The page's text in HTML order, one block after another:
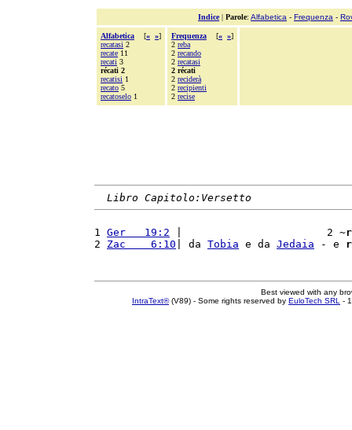
Indice| Parole: Alfabetica - Frequenza -
Alfabetica [« »]
recatasi 2
recate 11
recati 3
récati 2
recatisi 1
recato 5
recatoselo 1
Frequenza [« »]
2 reba
2 recando
2 recatasi
2 récati
2 reciderà
2 recipienti
2 recise
Libro Capitolo:Versetto
1 Ger   19:2 |                       2 ~
2 Zac    6:10 | da Tobia e da Jedaia - e
Best viewed with any
IntraText®(V89) - Some rights reserved by EuloTech SRL -